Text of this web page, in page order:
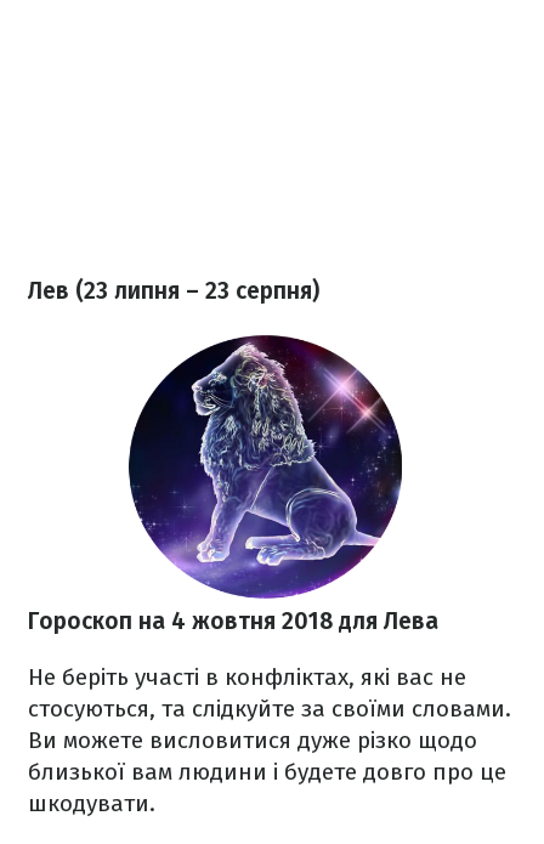
Лев (23 липня – 23 серпня)
Гороскоп на 4 жовтня 2018 для Лева
Не беріть участі в конфліктах, які вас не
стосуються, та слідкуйте за своїми словами.
Ви можете висловитися дуже різко щодо
близької вам людини і будете довго про це
шкодувати.